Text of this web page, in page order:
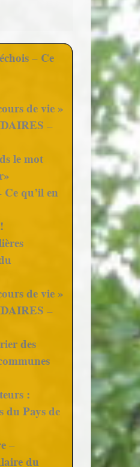
– Ce
de vie »
–
le mot
qu’il en
de vie »
–
des
:
du Pays de
–
du